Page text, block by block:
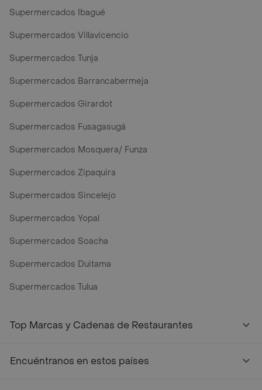
Supermercados Ibagué
Supermercados Villavicencio
Supermercados Tunja
Supermercados Barrancabermeja
Supermercados Girardot
Supermercados Fusagasugá
Supermercados Mosquera/ Funza
Supermercados Zipaquira
Supermercados Sincelejo
Supermercados Yopal
Supermercados Soacha
Supermercados Duitama
Supermercados Tulua
Top Marcas y Cadenas de Restaurantes
Encuéntranos en estos países